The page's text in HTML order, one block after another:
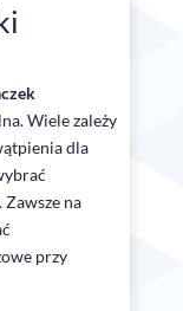
Wiele zależy
dla
na
przy